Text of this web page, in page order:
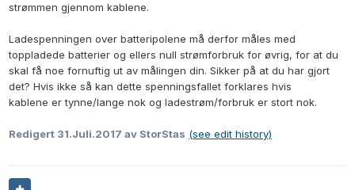
strømmen gjennom kablene.
Ladespenningen over batteripolene må derfor måles med
toppladede batterier og ellers null strømforbruk for øvrig, for at du
skal få noe fornuftig ut av målingen din. Sikker på at du har gjort
det? Hvis ikke så kan dette spenningsfallet forklares hvis
kablene er tynne/lange nok og ladestrøm/forbruk er stort nok.
Redigert 31.Juli.2017 av StorStas (see edit history)